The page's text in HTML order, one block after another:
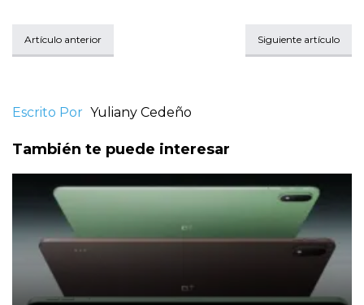
Artículo anterior Siguiente artículo
Escrito Por Yuliany Cedeño
También te puede interesar